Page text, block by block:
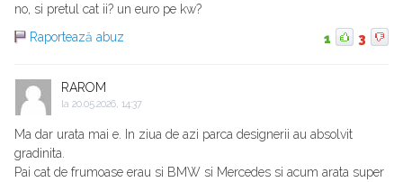
no, si pretul cat ii? un euro pe kw?
Raportează abuz
1 3
RAROM
la 20.05.2026, 14:37
Ma dar urata mai e. In ziua de azi parca designerii au absolvit
gradinita.
Pai cat de frumoase erau si BMW si Mercedes si acum arata super